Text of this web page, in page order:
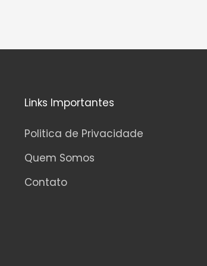
Links Importantes
Politica de Privacidade
Quem Somos
Contato